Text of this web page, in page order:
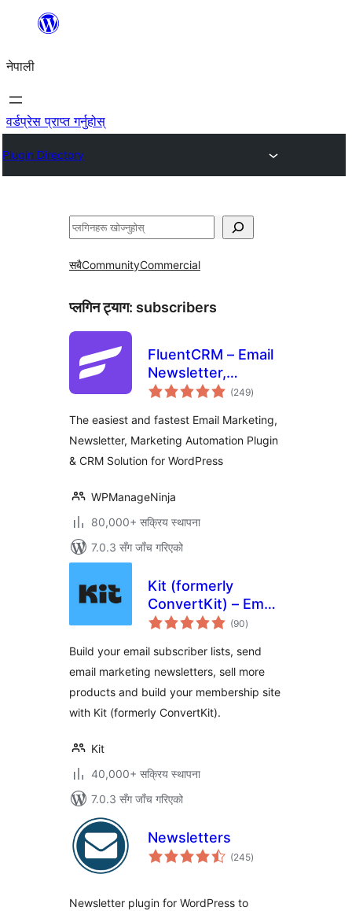
सामग्रीमा
नेपाली
वर्डप्रेस प्राप्त गर्नुहोस्
Plugin Directory
खोज्नुहोस्
सबैCommunityCommercial
प्लगिन ट्याग: subscribers
FluentCRM – Email
Newsletter,
Automation, Email
Campaigns, Optins,
Leads, and CRM
Solution
(249कुल
रेटिङ्गहरू
)
The easiest and fastest Email Marketing,
Newsletter, Marketing Automation Plugin
& CRM Solution for WordPress
WPManageNinja
80,000+ सक्रिय स्थापना
7.0.3 सँग जाँच गरिएको
Kit (formerly
ConvertKit) – Email
Newsletter, Email
Membership,
Subscribers and
Landing Pages
(90कुल
रेटिङ्गहरू
)
Build your email subscriber lists, send
email marketing newsletters, sell more
products and build your membership site
with Kit (formerly ConvertKit).
Kit
40,000+ सक्रिय स्थापना
7.0.3 सँग जाँच गरिएको
Newsletters
(245कुल
रेटिङ्गहरू
)
Newsletter plugin for WordPress to